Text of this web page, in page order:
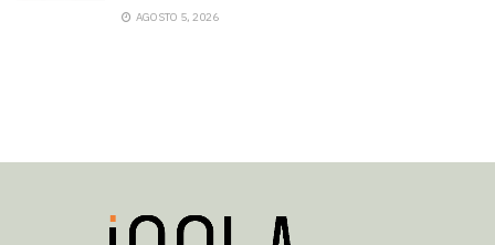
AGOSTO 5, 2026